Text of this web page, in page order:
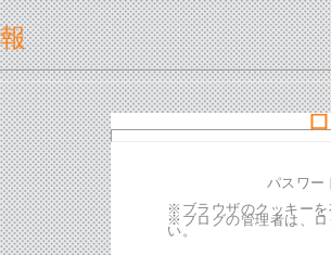
パスワー
※ブラウザのクッキー
※ブログの管理者は、
い。